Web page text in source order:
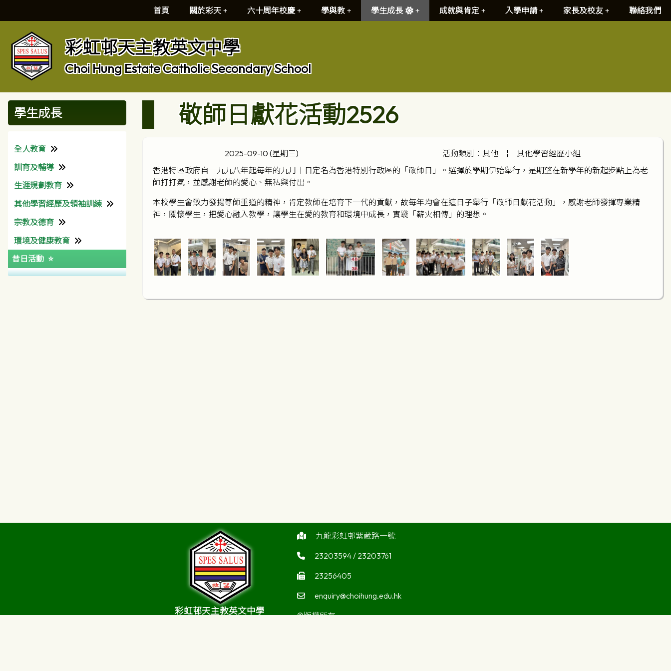
首頁 關於彩天 六十周年校慶 學與教 學生成長 成就與肯定 入學申請 家長及校友 聯絡我們
彩虹邨天主教英文中學
Choi Hung Estate Catholic Secondary School
學生成長
全人教育
理念
校園生活
班級經營
關愛校園計劃
天主教教區中學聯校運動會
特別計劃
SEE Programme
訓育及輔導
訓育組
輔導組
本校社工
特殊教育需要支援資源
生涯規劃教育
生涯規劃組
獎助學金
有用連結
大學聯合招生辦法
學友社
其他學習經歷及領袖訓練
課外活動
其他學習經歷組
學生會
四社
宗教及德育
宗教組
道德及公民教育組
有用連結(宗教)
環境及健康教育
環境及學生健康組
陽光計劃
昔日活動
敬師日獻花活動2526
2025-09-10 (星期三) 活動類別：其他 ¦
其他學習經歷小組
香港特區政府自一九九八年起每年的九月十日定名為香港特別行政區的「敬師日」。選擇於學期伊始舉行，是期望在新學年的新起步點上為老
師打打氣，並感謝老師的愛心、無私與付出。
本校學生會致力發揚尊師重道的精神，肯定教師在培育下一代的貢獻，故每年均會在這日子舉行「敬師日獻花活動」，感謝老師發揮專業精
神，關懷學生，把愛心融入教學，讓學生在愛的教育和環境中成長，實踐「薪火相傳」的理想。
彩虹邨天主教英文中學
九龍彩虹邨紫葳路一號
23203594 / 23203761
23256405
enquiry@choihung.edu.hk
©版權所有